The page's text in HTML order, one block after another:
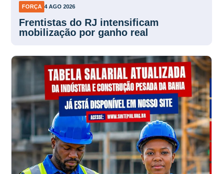
FORÇA 4 AGO 2026
Frentistas do RJ intensificam
mobilização por ganho real